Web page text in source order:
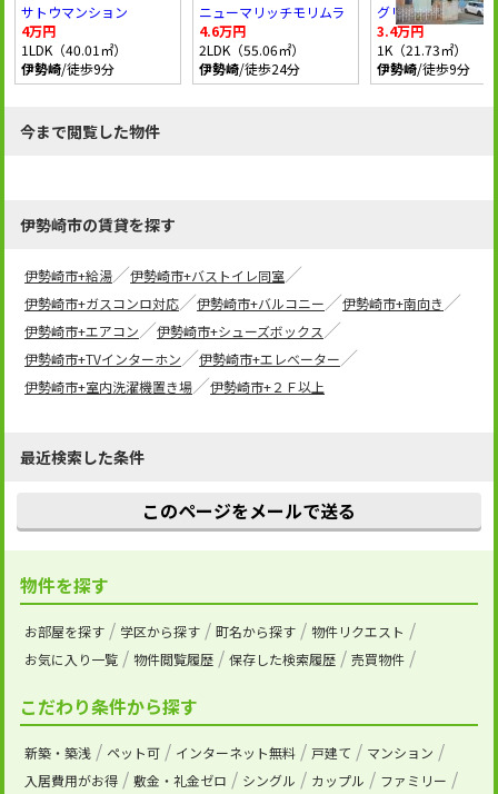
サトウマンション
4万円
1LDK（40.01㎡）
伊勢崎/徒歩9分
ニューマリッチモリムラ
4.6万円
2LDK（55.06㎡）
伊勢崎/徒歩24分
グリーンマンション
3.4万円
1K（21.73㎡）
伊勢崎/徒歩9分
今まで閲覧した物件
伊勢崎市の賃貸を探す
伊勢崎市+給湯
伊勢崎市+バストイレ同室
伊勢崎市+ガスコンロ対応
伊勢崎市+バルコニー
伊勢崎市+南向き
伊勢崎市+エアコン
伊勢崎市+シューズボックス
伊勢崎市+TVインターホン
伊勢崎市+エレベーター
伊勢崎市+室内洗濯機置き場
伊勢崎市+２Ｆ以上
最近検索した条件
このページをメールで送る
物件を探す
お部屋を探す 学区から探す 町名から探す
物件リクエスト
お気に入り一覧
物件閲覧履歴 保存した検索履歴 売買物件
こだわり条件から探す
新築・築浅 ペット可 インターネット無料 戸建て
マンション
入居費用がお得
敷金・礼金ゼロ シングル カップル
ファミリー